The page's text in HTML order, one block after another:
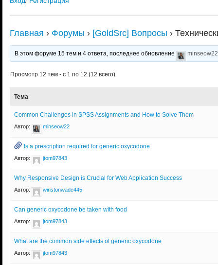
Главная › Форумы › [GoldSrc] Вопросы ›
В этом форуме 15 тем и 4 ответа, последнее обновление minseow22
Просмотр 12 тем - с 1 по 12 (12 всего)
Тема
Common Challenges in SPSS Assignments and How to Solve Them
Автор: minseow22
Is a prescription required for generic oxycodone
Автор: jtom97843
Why Responsive Design is Crucial for Web Application Success
Автор: winstonwade445
Can generic oxycodone be taken with food
Автор: jtom97843
What are the common side effects of generic oxycodone
Автор: jtom97843